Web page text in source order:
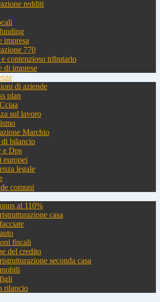
redditi
impresa
770
contenzioso tributario
di imprese
di aziende
plan
sul lavoro
Marchio
bilancio
e Dps
europei
legale
comuni
al 110%
casa
fiscali
del credito
seconda casa
rilancio